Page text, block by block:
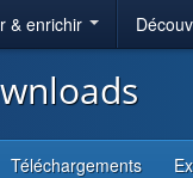
& enrichir
Téléchargements